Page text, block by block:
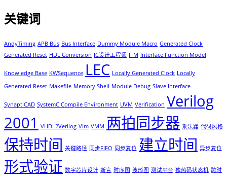
关键词
AndyTiming APB Bus Bus Interface Dummy Module Macro Generated Clock
Generated Reset HDL Conversion IC设计工程师 IFM Interface Function Model
Knowledge Base KWSequence LEC Locally Generated Clock Locally
Generated Reset Makefile Memory Shell Module Debug Slave Interface
SynaptiCAD SystemC Compile Environment UVM Verification Verilog
2001
VHDL2Verilog Vim VMM 两拍同步器 乘法器 代码风格
保持时间 关键路径 同步FIFO 同步复位 建立时间 异步复位
形式验证 数字芯片设计 断言 时序图 波形图 测试平台 独热码状态机 跨时